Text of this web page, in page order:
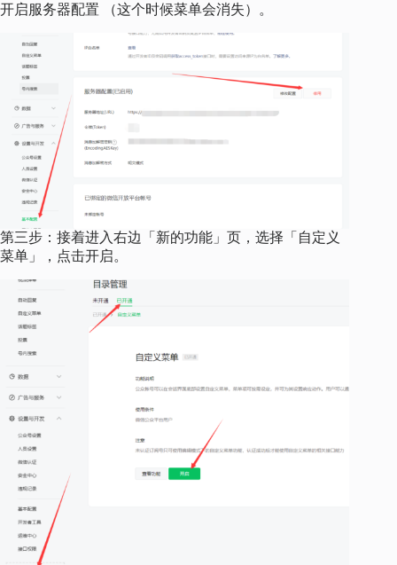
开启服务器配置 （这个时候菜单会消失）。
第三步：接着进入右边「新的功能」页，选择「自定义
菜单」，点击开启。